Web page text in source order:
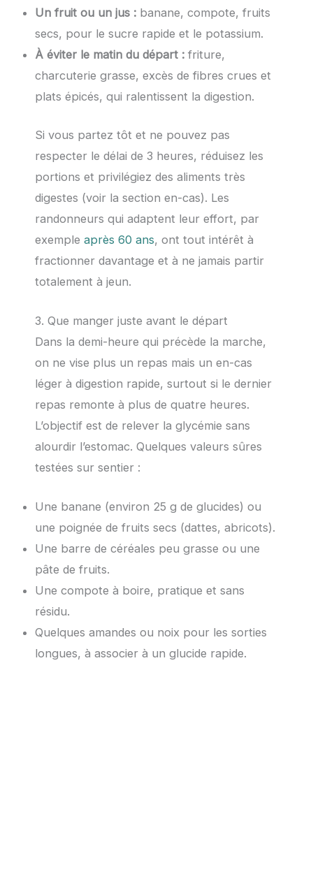
Un fruit ou un jus : banane, compote, fruits
secs, pour le sucre rapide et le potassium.
À éviter le matin du départ : friture,
charcuterie grasse, excès de fibres crues et
plats épicés, qui ralentissent la digestion.
Si vous partez tôt et ne pouvez pas
respecter le délai de 3 heures, réduisez les
portions et privilégiez des aliments très
digestes (voir la section en-cas). Les
randonneurs qui adaptent leur effort, par
exemple après 60 ans, ont tout intérêt à
fractionner davantage et à ne jamais partir
totalement à jeun.
3. Que manger juste avant le départ
Dans la demi-heure qui précède la marche,
on ne vise plus un repas mais un en-cas
léger à digestion rapide, surtout si le dernier
repas remonte à plus de quatre heures.
L’objectif est de relever la glycémie sans
alourdir l’estomac. Quelques valeurs sûres
testées sur sentier :
Une banane (environ 25 g de glucides) ou
une poignée de fruits secs (dattes, abricots).
Une barre de céréales peu grasse ou une
pâte de fruits.
Une compote à boire, pratique et sans
résidu.
Quelques amandes ou noix pour les sorties
longues, à associer à un glucide rapide.